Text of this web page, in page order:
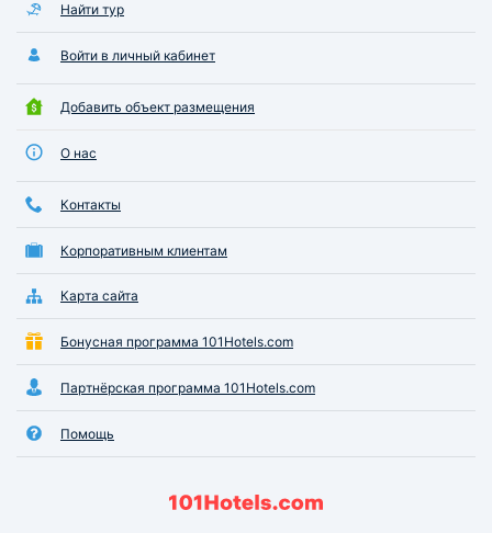
Найти тур
Войти в личный кабинет
Добавить объект размещения
О нас
Контакты
Корпоративным клиентам
Карта сайта
Бонусная программа 101Hotels.com
Партнёрская программа 101Hotels.com
Помощь